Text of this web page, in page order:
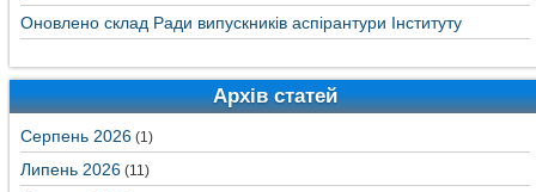
Оновлено склад Ради випускників аспірантури Інституту
Архів статей
Серпень 2026 (1)
Липень 2026 (11)